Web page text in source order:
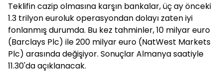
Teklifin cazip olmasına karşın bankalar, üç ay önceki
1.3 trilyon euroluk operasyondan dolayı zaten iyi
fonlanmış durumda. Bu kez tahminler, 10 milyar euro
(Barclays Plc) ile 200 milyar euro (NatWest Markets
Plc) arasında değişiyor. Sonuçlar Almanya saatiyle
11.30'da açıklanacak.